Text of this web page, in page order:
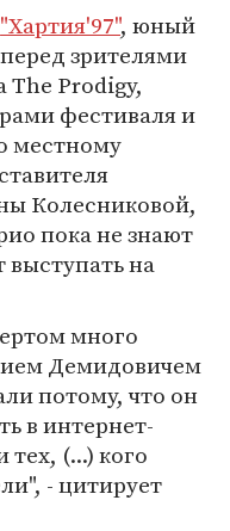
"Хартия'97", юный
зрителями
The Prodigy,
фестиваля и
местному
Колесниковой,
пока не знают
на
много
Демидовичем
потому, что он
в интернет-
(...) кого
- цитирует